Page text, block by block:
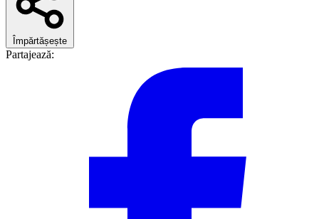
Împărtășește
Partajează: